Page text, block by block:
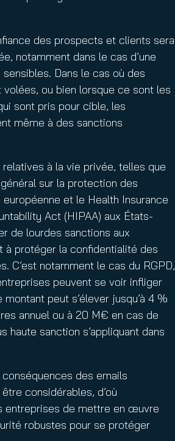
des prospects et clients sera
notamment dans le cas d’une
Dans le cas où des
ou bien lorsque ce sont les
sont pris pour cible, les
même à des sanctions
à la vie privée, telles que
sur la protection des
européenne et le Health Insurance
Act (HIPAA) aux États-
de lourdes sanctions aux
à protéger la confidentialité des
C’est notamment le cas du RGPD,
peuvent se voir infliger
peut s’élever jusqu’à 4 %
annuel ou à 20 M€ en cas de
haute sanction s’appliquant dans
conséquences des emails
considérables, d’où
entreprises de mettre en œuvre
robustes pour se protéger